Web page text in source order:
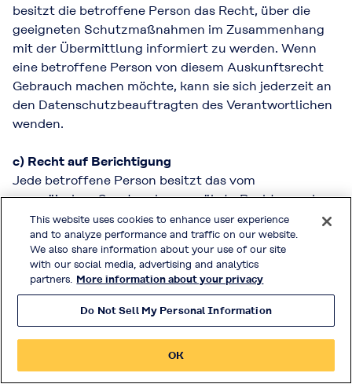
besitzt die betroffene Person das Recht, über die
geeigneten Schutzmaßnahmen im Zusammenhang
mit der Übermittlung informiert zu werden. Wenn
eine betroffene Person von diesem Auskunftsrecht
Gebrauch machen möchte, kann sie sich jederzeit an
den Datenschutzbeauftragten des Verantwortlichen
wenden.
c) Recht auf Berichtigung
Jede betroffene Person besitzt das vom
europäischen Gesetzgeber gewährte Recht, von dem
Verantwortlichen unverzüglich die Berichtigung
unrichtiger personenbezogener Daten, die sie
betreffen, zu erwirken. Unter Berücksichtigung der
Verarbeitungszwecke besitzt die betroffene Person
das Recht, unvollständige personenbezogene Daten
vervollständigen zu lassen, auch durch Abgabe einer
ergänzenden Erklärung. Wenn eine betroffene
Person von diesem Berichtigungsrecht Gebrauch
machen möchte, kann sie sich jederzeit an den
This website uses cookies to enhance user experience
and to analyze performance and traffic on our website.
We also share information about your use of our site
with our social media, advertising and analytics
partners. More information about your privacy
Do Not Sell My Personal Information
OK